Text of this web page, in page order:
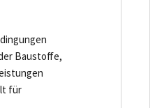
Baustoffe,
für